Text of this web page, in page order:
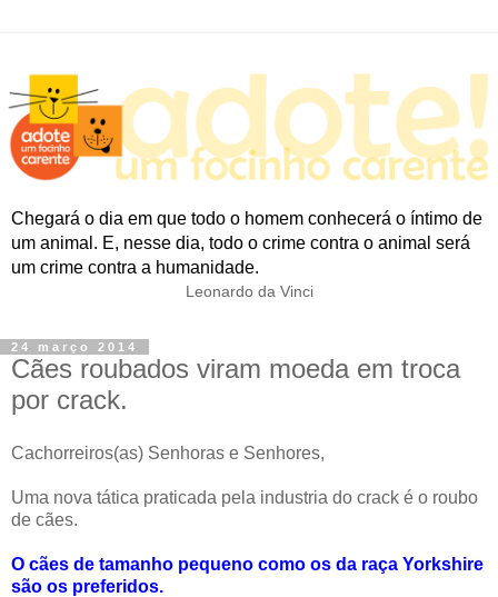
Chegará o dia em que todo o homem conhecerá o íntimo de
um animal. E, nesse dia, todo o crime contra o animal será
um crime contra a humanidade.
Leonardo da Vinci
24 março 2014
Cães roubados viram moeda em troca
por crack.
Cachorreiros(as) Senhoras e Senhores,
Uma nova tática praticada pela industria do crack é o roubo
de cães.
O cães de tamanho pequeno como os da raça Yorkshire
são os preferidos.